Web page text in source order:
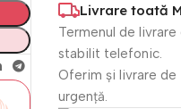
Livrare toată
Termenul de livrare
stabilit telefonic.
Oferim și livrare de
urgență.